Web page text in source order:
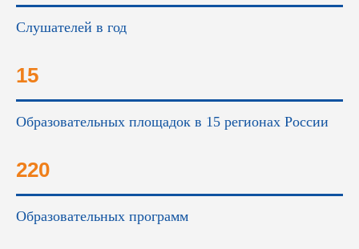
Слушателей в год
15
Образовательных площадок в 15 регионах России
220
Образовательных программ